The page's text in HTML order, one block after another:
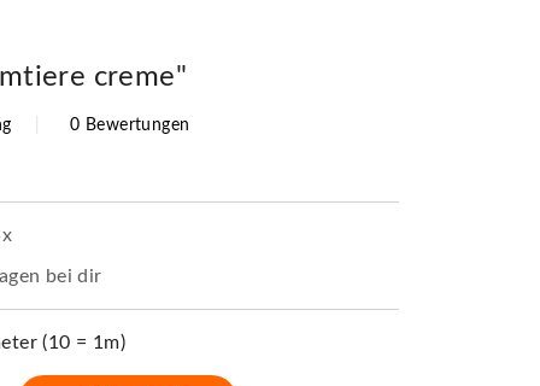
creme"
0 Bewertungen
bei dir
(10 = 1m)